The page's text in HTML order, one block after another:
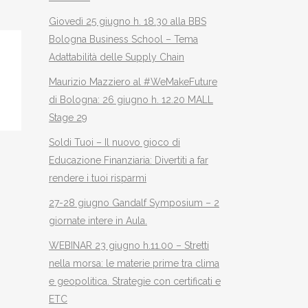
Giovedì 25 giugno h. 18.30 alla BBS
Bologna Business School – Tema
Adattabilità delle Supply Chain
Maurizio Mazziero al #WeMakeFuture
di Bologna: 26 giugno h. 12.20 MALL
Stage 29
Soldi Tuoi – Il nuovo gioco di
Educazione Finanziaria: Divertiti a far
rendere i tuoi risparmi
27-28 giugno Gandalf Symposium – 2
giornate intere in Aula.
WEBINAR 23 giugno h.11.00 – Stretti
nella morsa: le materie prime tra clima
e geopolitica. Strategie con certificati e
ETC